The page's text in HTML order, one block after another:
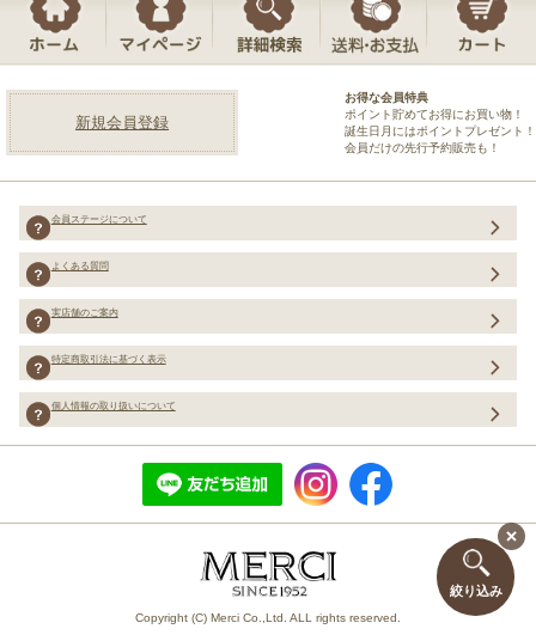
絞り込み
新規会員登録
お得な会員特典
ポイント貯めてお得にお買い物！
誕生日月にはポイントプレゼント！
会員だけの先行予約販売も！
会員ステージについて
よくある質問
実店舗のご案内
特定商取引法に基づく表示
個人情報の取り扱いについて
Copyright (C) Merci Co.,Ltd. ALL rights reserved.